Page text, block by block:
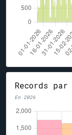
Records
En 2026